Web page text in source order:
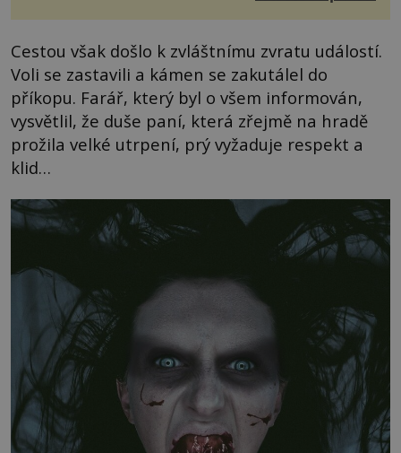
Cestou však došlo k zvláštnímu zvratu událostí.
Voli se zastavili a kámen se zakutálel do
příkopu. Farář, který byl o všem informován,
vysvětlil, že duše paní, která zřejmě na hradě
prožila velké utrpení, prý vyžaduje respekt a
klid…